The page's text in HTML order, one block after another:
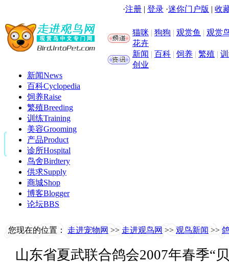
·注册 | 登录 ·迷你门户版 | 收
猫咪 | 狗狗 | 观赏鱼 | 观赏
花卉
新闻 | 百科 | 饲养 | 繁殖 |
创业
新闻News
百科Cyclopedia
饲养Raise
繁殖Breeding
训练Training
美容Grooming
产品Product
诊所Hospital
鸟舍Birdtery
供求Supply
商城Shop
博客Blogger
论坛BBS
您现在的位置： 走进宠物网 >> 走进观鸟网 >> 观鸟新闻 >>
山东省夏武联合鸽会2007年春季“